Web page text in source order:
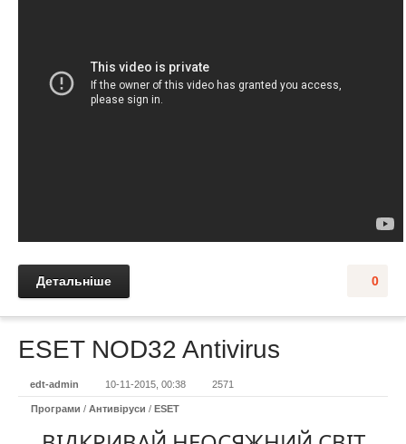
0
Детальніше
ESET NOD32 Antivirus
edt-admin 10-11-2015, 00:38 2571
Програми / Антивіруси / ESET